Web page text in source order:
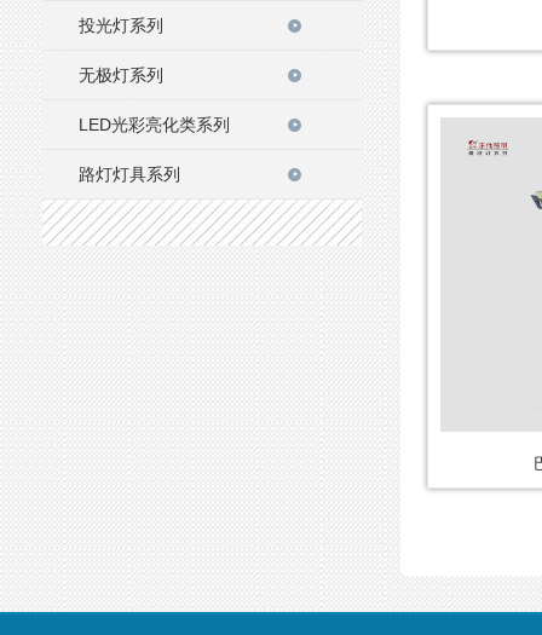
投光灯系列
无极灯系列
LED光彩亮化类系列
路灯灯具系列